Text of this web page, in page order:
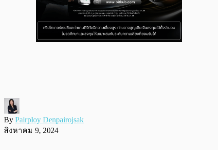
By Pairploy Denpairojsak
สิงหาคม 9, 2024